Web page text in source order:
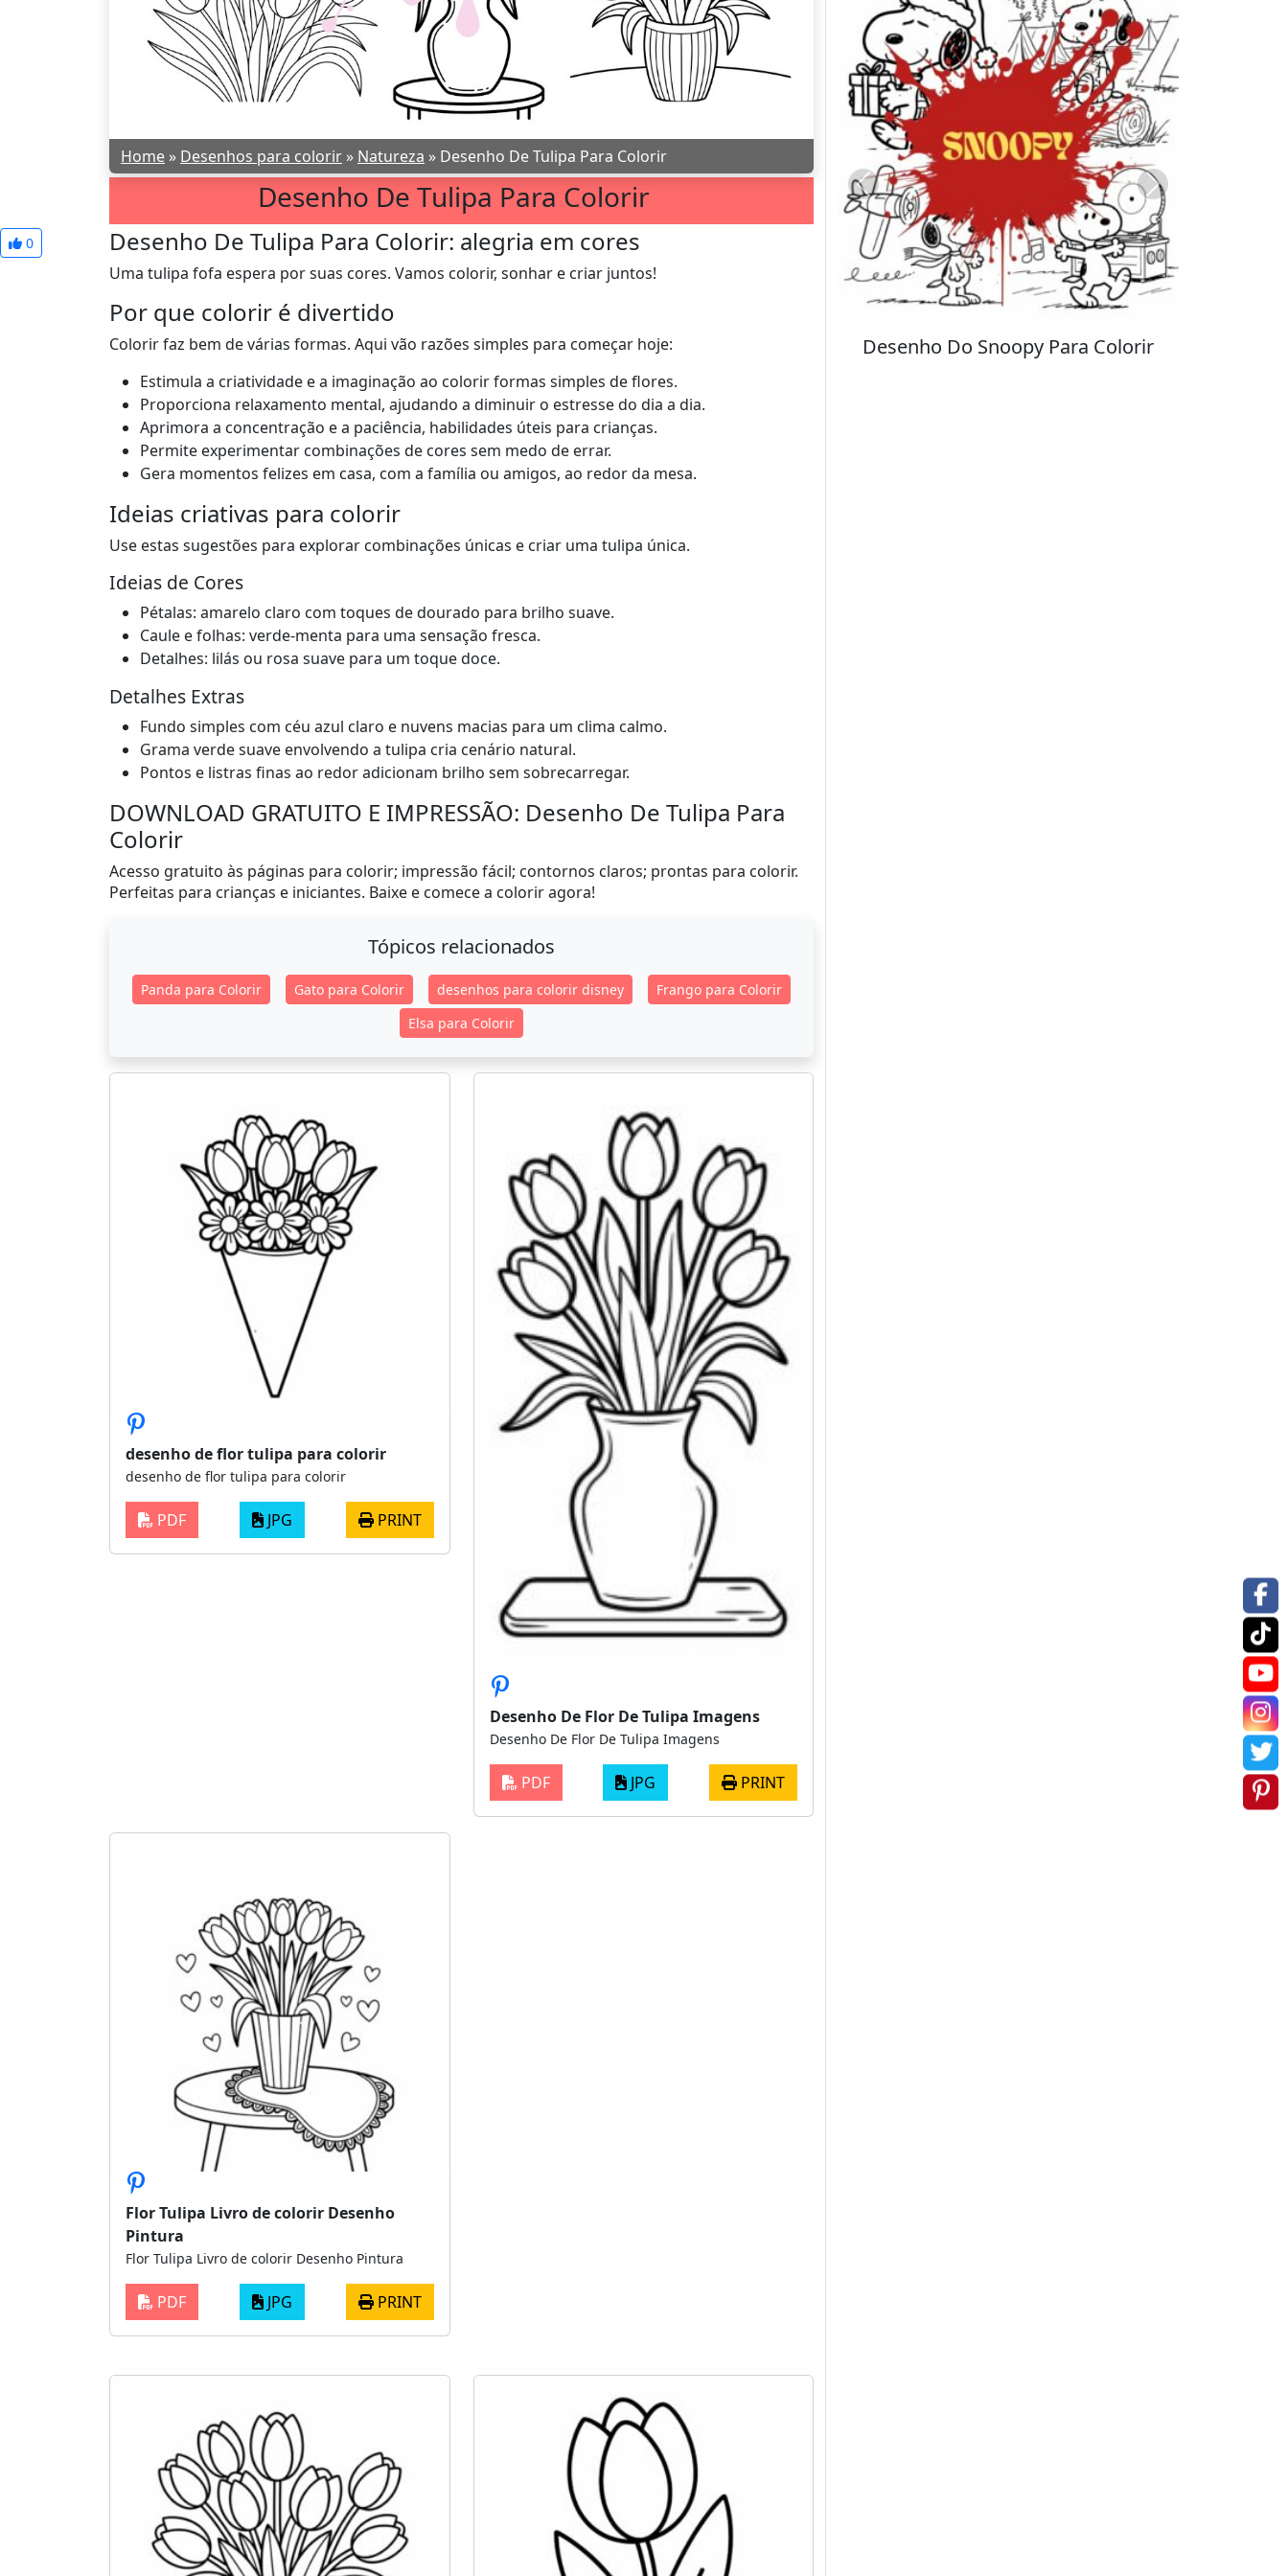
Home » Desenhos para colorir » Natureza » Desenho De Tulipa Para Colorir
Desenho De Tulipa Para Colorir
0 Desenho De Tulipa Para Colorir: alegria em cores
Uma tulipa fofa espera por suas cores. Vamos colorir, sonhar e criar juntos!
Por que colorir é divertido
Colorir faz bem de várias formas. Aqui vão razões simples para começar hoje:
Estimula a criatividade e a imaginação ao colorir formas simples de flores.
Proporciona relaxamento mental, ajudando a diminuir o estresse do dia a dia.
Aprimora a concentração e a paciência, habilidades úteis para crianças.
Permite experimentar combinações de cores sem medo de errar.
Gera momentos felizes em casa, com a família ou amigos, ao redor da mesa.
Ideias criativas para colorir
Use estas sugestões para explorar combinações únicas e criar uma tulipa única.
Ideias de Cores
Pétalas: amarelo claro com toques de dourado para brilho suave.
Caule e folhas: verde-menta para uma sensação fresca.
Detalhes: lilás ou rosa suave para um toque doce.
Detalhes Extras
Fundo simples com céu azul claro e nuvens macias para um clima calmo.
Grama verde suave envolvendo a tulipa cria cenário natural.
Pontos e listras finas ao redor adicionam brilho sem sobrecarregar.
DOWNLOAD GRATUITO E IMPRESSÃO: Desenho De Tulipa Para
Colorir
Acesso gratuito às páginas para colorir; impressão fácil; contornos claros; prontas para colorir.
Perfeitas para crianças e iniciantes. Baixe e comece a colorir agora!
Tópicos relacionados
Panda para Colorir Gato para Colorir desenhos para colorir disney
Frango para Colorir
Elsa para Colorir
desenho de flor tulipa para colorir
desenho de flor tulipa para colorir
PDF JPG PRINT
Desenho De Flor De Tulipa Imagens
Desenho De Flor De Tulipa Imagens
PDF JPG PRINT
Flor Tulipa Livro de colorir Desenho
Pintura
Flor Tulipa Livro de colorir Desenho Pintura
PDF JPG PRINT
Stitch para Colorir
Previous Next